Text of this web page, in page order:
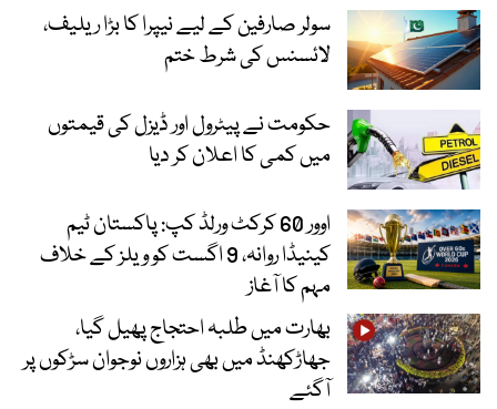
سولر صارفین کے لیے نیپرا کا بڑا ریلیف،
لائسنس کی شرط ختم
حکومت نے پیٹرول اور ڈیزل کی قیمتوں
میں کمی کا اعلان کر دیا
اوور 60 کرکٹ ورلڈ کپ: پاکستان ٹیم
کینیڈا روانہ، 9 اگست کو ویلز کے خلاف
مہم کا آغاز
بھارت میں طلبہ احتجاج پھیل گیا،
جھاڑکھنڈ میں بھی ہزاروں نوجوان سڑکوں پر
آگئے